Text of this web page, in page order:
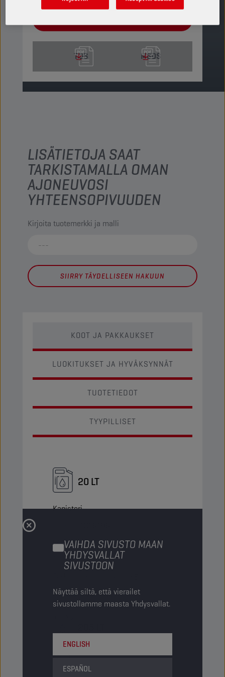
VAIHDA SIVUSTO MAAN
YHDYSVALLAT
SIVUSTOON
Näyttää siltä, että vierailet
sivustollamme maasta Yhdysvallat.
ENGLISH
ESPAÑOL
TDS MSDS
LISÄTIETOJA SAAT
TARKISTAMALLA OMAN
AJONEUVOSI
YHTEENSOPIVUUDEN
Kirjoita tuotemerkki ja malli
SIIRRY TÄYDELLISEEN HAKUUN
KOOT JA PAKKAUKSET
LUOKITUKSET JA HYVÄKSYNNÄT
TUOTETIEDOT
TYYPILLISET
20 LT
Kanisteri
5413048244926
Artikkelia pakkauksessa
Status NORMAALI
Tynnyri
PN-koodi8225345